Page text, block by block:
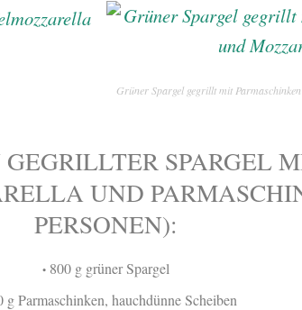
Grüner Spargel gegrillt mit
SPARGEL
UND
PERSONEN):
• 800 g grüner Spargel
g Parmaschinken, hauchdünne Scheiben